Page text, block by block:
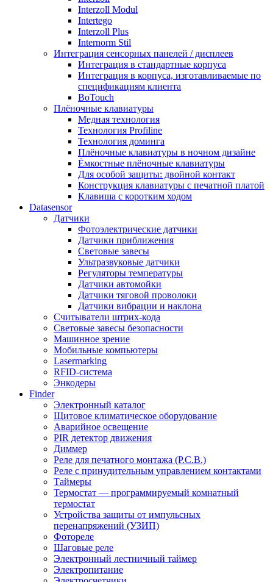
Interzoll Modul
Intertego
Interzoll Plus
Internorm Stil
Интеграция сенсорных панелей / дисплеев
Интеграция в стандартные корпуса
Интеграция в корпуса, изготавливаемые по
спецификациям клиента
BoTouch
Плёночные клавиатуры
Медная технология
Технология Profiline
Технология доминга
Плёночные клавиатуры в ночном дизайне
Ёмкостные плёночные клавиатуры
Для особой защиты: двойной контакт
Конструкция клавиатуры с печатной платой
Клавиша с коротким ходом
Datasensor
Датчики
Фотоэлектрические датчики
Датчики приближения
Световые завесы
Ультразвуковые датчики
Регуляторы температуры
Датчики автомойки
Датчики тяговой проволоки
Датчики вибрации и наклона
Считыватели штрих-кода
Световые завесы безопасности
Машинное зрение
Мобильные компьютеры
Lasermarking
RFID-система
Энкодеры
Finder
Электронный каталог
Щитовое климатическое оборудование
Аварийное освещение
PIR детектор движения
Диммер
Реле для печатного монтажа (P.C.B.)
Реле с принудительным управлением контактами
Таймеры
Термостат — программируемый комнатный
термостат
Устройства защиты от импульсных
перенапряжений (УЗИП)
Фотореле
Шаговые реле
Электронный лестничный таймер
Электропитание